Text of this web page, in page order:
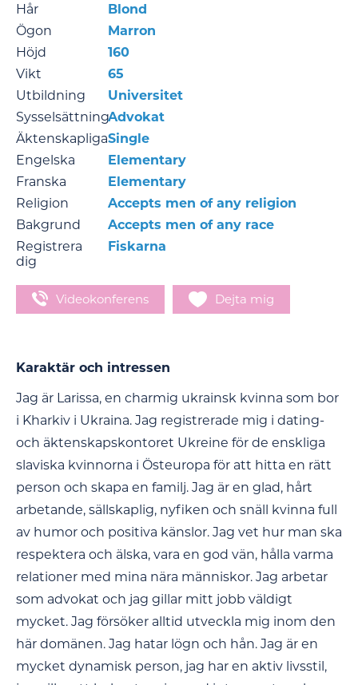
Hår
Blond
Ögon
Marron
Höjd
160
Vikt
65
Utbildning
Universitet
SysselsättningAdvokat
ÄktenskapligaSingle
Engelska
Elementary
Franska
Elementary
Religion
Accepts men of any religion
Bakgrund
Accepts men of any race
Registrera
dig
Fiskarna
Videokonferens Dejta mig
Karaktär och intressen
Jag är Larissa, en charmig ukrainsk kvinna som bor
i Kharkiv i Ukraina. Jag registrerade mig i dating-
och äktenskapskontoret Ukreine för de enskliga
slaviska kvinnorna i Östeuropa för att hitta en rätt
person och skapa en familj. Jag är en glad, hårt
arbetande, sällskaplig, nyfiken och snäll kvinna full
av humor och positiva känslor. Jag vet hur man ska
respektera och älska, vara en god vän, hålla varma
relationer med mina nära människor. Jag arbetar
som advokat och jag gillar mitt jobb väldigt
mycket. Jag försöker alltid utveckla mig inom den
här domänen. Jag hatar lögn och hån. Jag är en
mycket dynamisk person, jag har en aktiv livsstil,